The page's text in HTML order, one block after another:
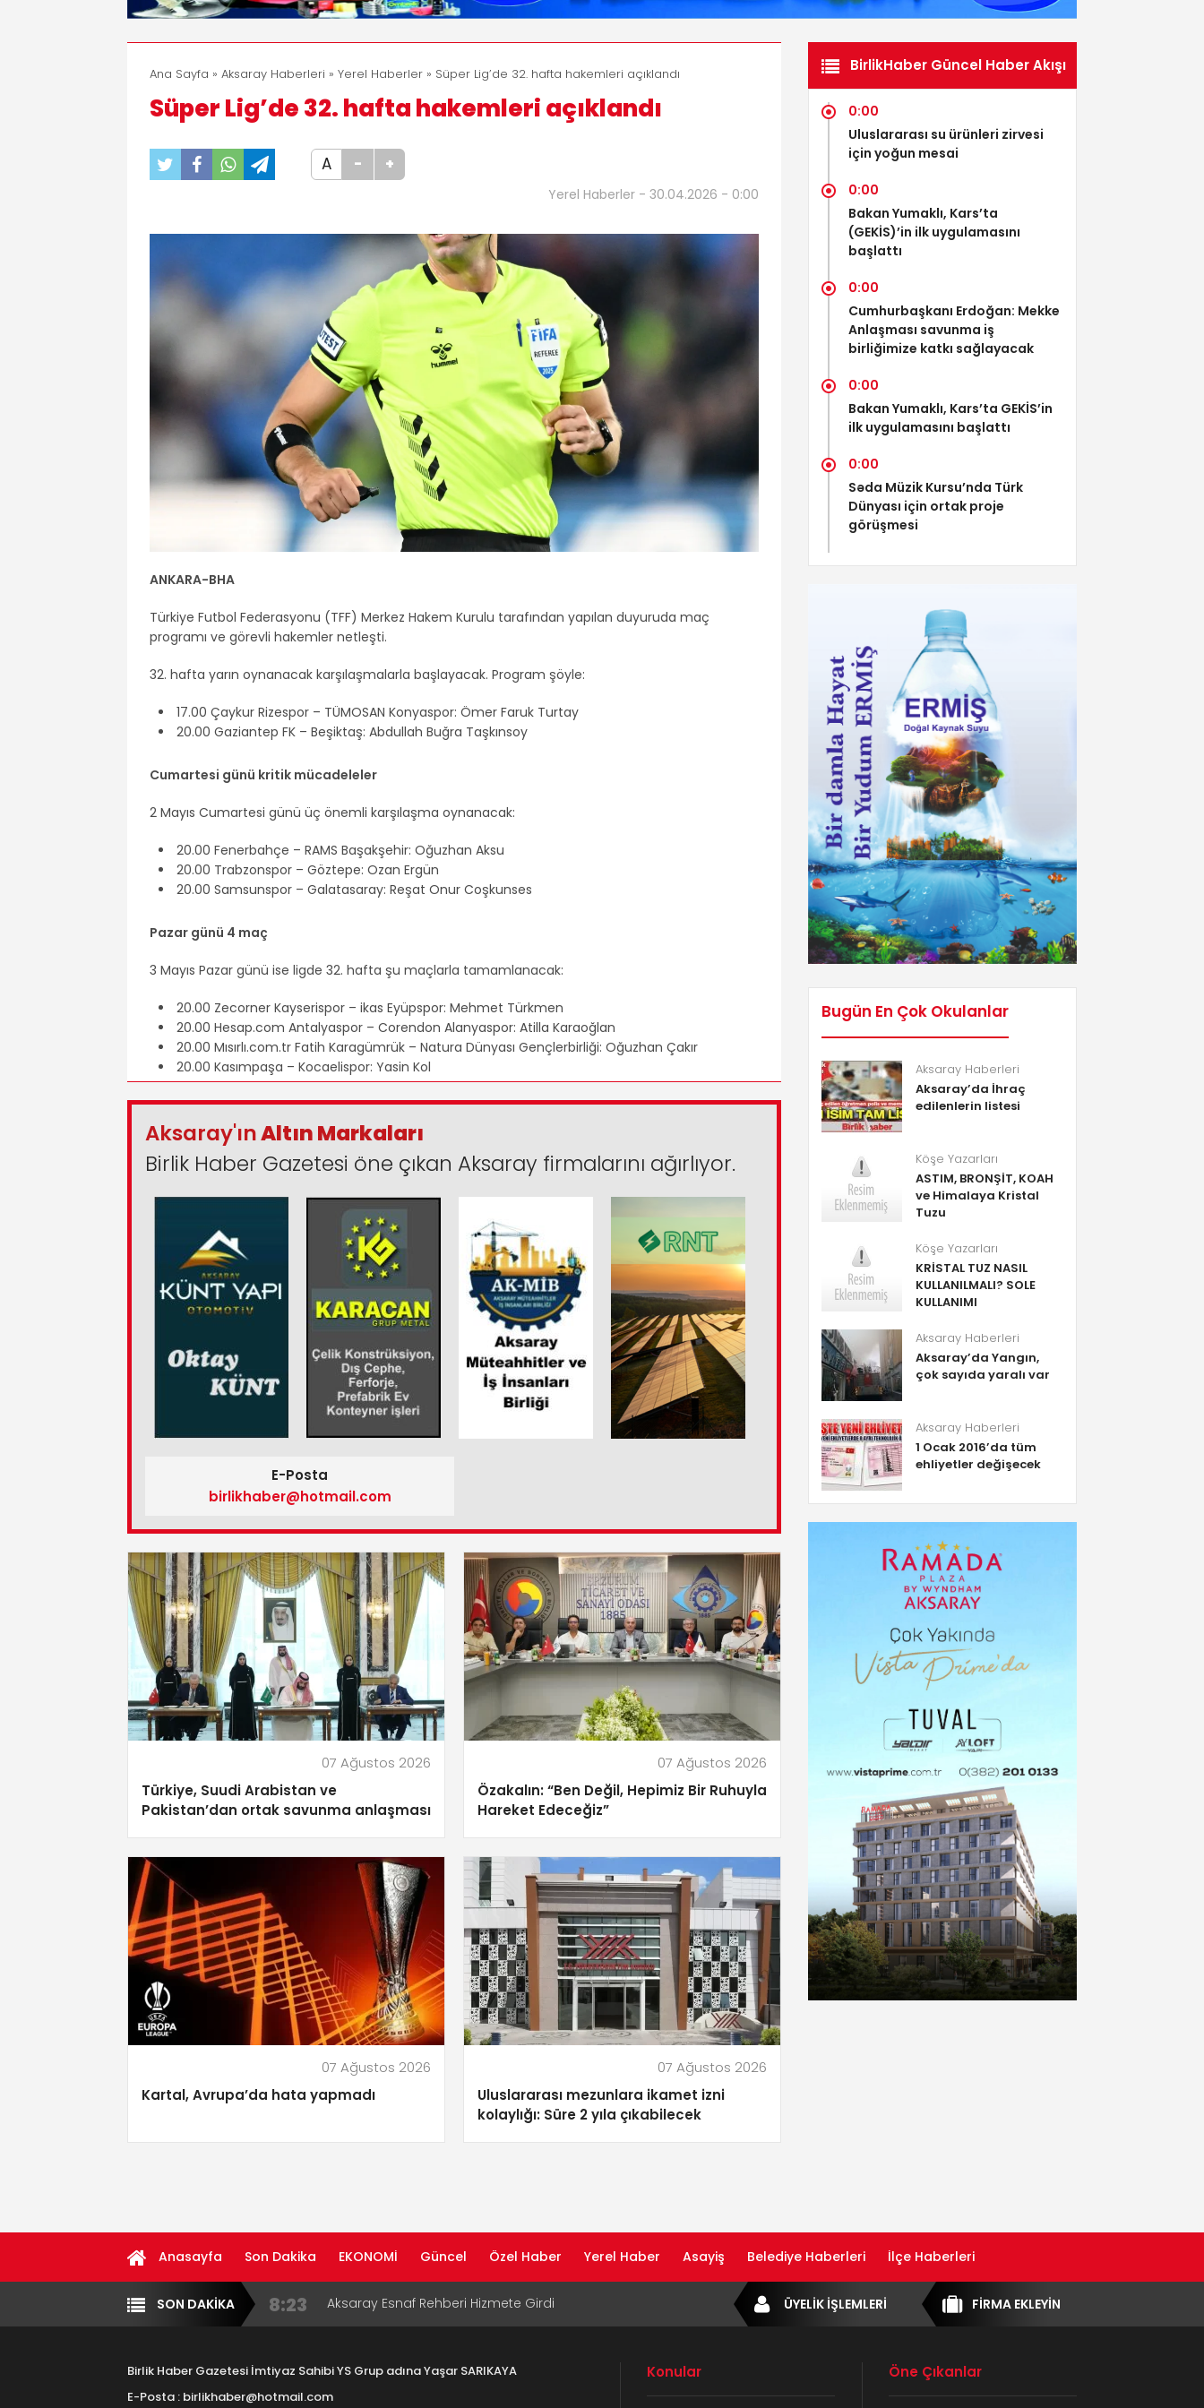
Ana Sayfa » Aksaray Haberleri » Yerel Haberler » Süper Lig’de 32. hafta hakemleri açıklandı
Süper Lig’de 32. hafta hakemleri açıklandı
A - +
Yerel Haberler - 30.04.2026 - 0:00
ANKARA-BHA
Türkiye Futbol Federasyonu (TFF) Merkez Hakem Kurulu tarafından yapılan duyuruda maç
programı ve görevli hakemler netleşti.
32. hafta yarın oynanacak karşılaşmalarla başlayacak. Program şöyle:
17.00 Çaykur Rizespor – TÜMOSAN Konyaspor: Ömer Faruk Turtay
20.00 Gaziantep FK – Beşiktaş: Abdullah Buğra Taşkınsoy
Cumartesi günü kritik mücadeleler
2 Mayıs Cumartesi günü üç önemli karşılaşma oynanacak:
20.00 Fenerbahçe – RAMS Başakşehir: Oğuzhan Aksu
20.00 Trabzonspor – Göztepe: Ozan Ergün
20.00 Samsunspor – Galatasaray: Reşat Onur Coşkunses
Pazar günü 4 maç
3 Mayıs Pazar günü ise ligde 32. hafta şu maçlarla tamamlanacak:
20.00 Zecorner Kayserispor – ikas Eyüpspor: Mehmet Türkmen
20.00 Hesap.com Antalyaspor – Corendon Alanyaspor: Atilla Karaoğlan
20.00 Mısırlı.com.tr Fatih Karagümrük – Natura Dünyası Gençlerbirliği: Oğuzhan Çakır
20.00 Kasımpaşa – Kocaelispor: Yasin Kol
Aksaray'ınAltın Markaları
Birlik Haber Gazetesi öne çıkan Aksaray firmalarını ağırlıyor.
E-Posta
birlikhaber@hotmail.com
07 Ağustos 2026
Türkiye, Suudi Arabistan ve
Pakistan’dan ortak savunma anlaşması
07 Ağustos 2026
Özakalın: “Ben Değil, Hepimiz Bir Ruhuyla
Hareket Edeceğiz”
07 Ağustos 2026
Kartal, Avrupa’da hata yapmadı
07 Ağustos 2026
Uluslararası mezunlara ikamet izni
kolaylığı: Süre 2 yıla çıkabilecek
BirlikHaber Güncel Haber Akışı
0:00
Uluslararası su ürünleri zirvesi
için yoğun mesai
0:00
Bakan Yumaklı, Kars’ta
(GEKİS)’in ilk uygulamasını
başlattı
0:00
Cumhurbaşkanı Erdoğan: Mekke
Anlaşması savunma iş
birliğimize katkı sağlayacak
0:00
Bakan Yumaklı, Kars’ta GEKİS’in
ilk uygulamasını başlattı
0:00
Səda Müzik Kursu’nda Türk
Dünyası için ortak proje
görüşmesi
Bugün En Çok Okulanlar
Aksaray Haberleri
Aksaray’da İhraç
edilenlerin listesi
Köşe Yazarları
ASTIM, BRONŞİT, KOAH
ve Himalaya Kristal
Tuzu
Köşe Yazarları
KRİSTAL TUZ NASIL
KULLANILMALI? SOLE
KULLANIMI
Aksaray Haberleri
Aksaray’da Yangın,
çok sayıda yaralı var
Aksaray Haberleri
1 Ocak 2016’da tüm
ehliyetler değişecek
Anasayfa Son Dakika EKONOMİ Güncel Özel Haber Yerel Haber Asayiş Belediye Haberleri İlçe Haberleri
Yazarlar Diğer
SON DAKİKA 8:23 Aksaray Esnaf Rehberi Hizmete Girdi
Haber Platformu
13:33 Taşımacılıkta Dijital Devrim: Rota Sepetim
FİRMA EKLEYİN
ÜYELİK İŞLEMLERİ
Birlik Haber Gazetesi İmtiyaz Sahibi YS Grup adına Yaşar SARIKAYA
E-Posta : birlikhaber@hotmail.com
Konular Öne Çıkanlar